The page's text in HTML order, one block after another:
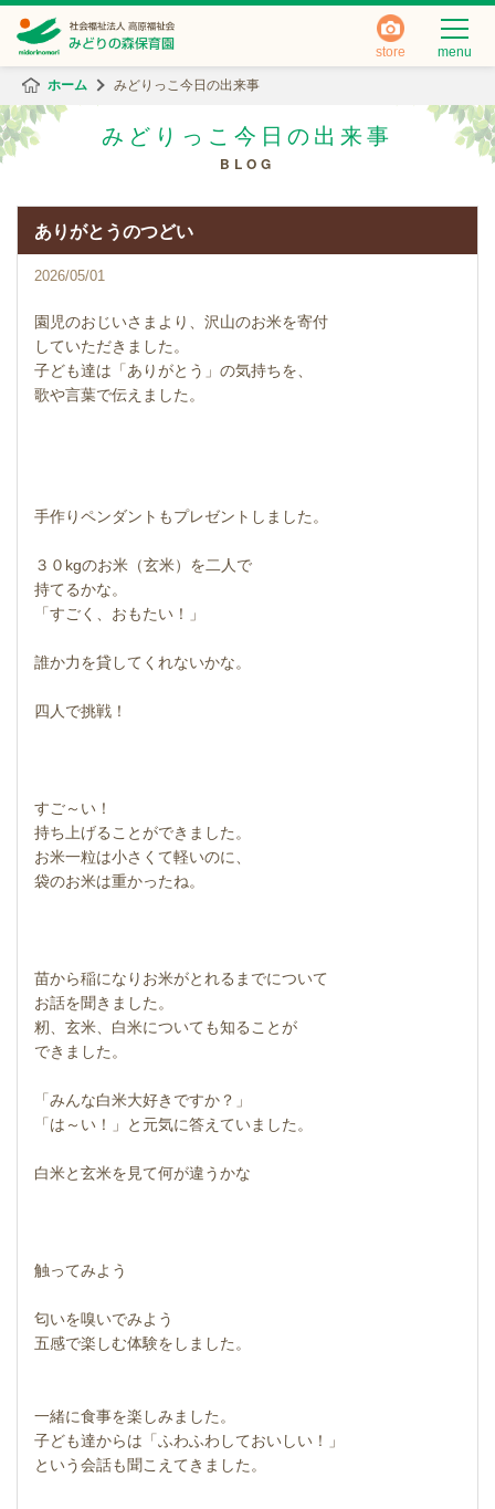
menu
store
ホーム みどりっこ今日の出来事
みどりっこ今日の出来事
BLOG
ありがとうのつどい
2026/05/01
園児のおじいさまより、沢山のお米を寄付
していただきました。
子ども達は「ありがとう」の気持ちを、
歌や言葉で伝えました。
手作りペンダントもプレゼントしました。
３０kgのお米（玄米）を二人で
持てるかな。
「すごく、おもたい！」
誰か力を貸してくれないかな。
四人で挑戦！
すご～い！
持ち上げることができました。
お米一粒は小さくて軽いのに、
袋のお米は重かったね。
苗から稲になりお米がとれるまでについて
お話を聞きました。
籾、玄米、白米についても知ることが
できました。
「みんな白米大好きですか？」
「は～い！」と元気に答えていました。
白米と玄米を見て何が違うかな
触ってみよう
匂いを嗅いでみよう
五感で楽しむ体験をしました。
一緒に食事を楽しみました。
子ども達からは「ふわふわしておいしい！」
という会話も聞こえてきました。